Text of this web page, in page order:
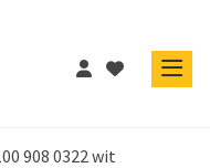
908 0322 wit